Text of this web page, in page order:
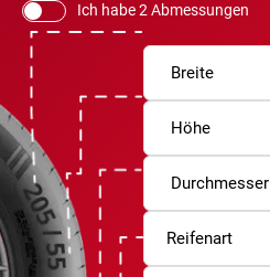
Ich habe 2 Abmessungen
Breite
Höhe
Durchmesser
Reifenart